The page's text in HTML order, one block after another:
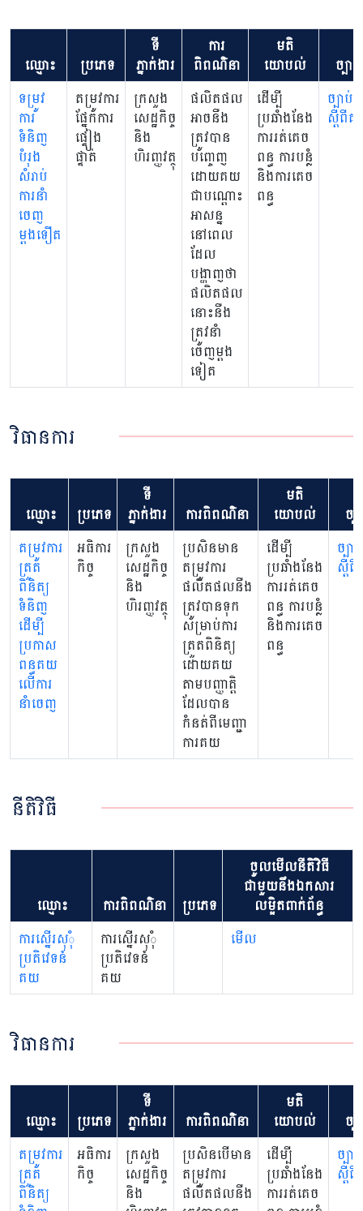
ឈ្មោះ ប្រភេទ
ទី
ភ្នាក់ងារ
ការ
ពិពណ៌នា
មតិ
យោបល់
ច្បាប់
ទម្រូវ
ការ
ទំនិញ
បំរុង
សំរាប់
ការនាំ
ចេញ
ម្តងទឿត
តម្រូវការ
ផ្នែកការ
ផ្ទៀង
ផ្ទាត់
ក្រសួង
សេដ្ឋកិច្ច
និង
ហិរញ្ញវត្ថុ
ផលិតផល
អាចនឺង
ត្រូវបាន
បញ្ចេញ
ដោយគយ
ជាបណ្តោះ
អាសន្ន
នៅពេល
ដែល
បង្ហាញថា
ផលិតផល
នោះនឺង
ត្រូវនាំ
ចេញម្តង
ទៀត
ដើម្បី
ប្រឆាំងនែង
ការរត់គេច
ពន្ធ ការបន្លំ
និងការគេច
ពន្ធ
ច្បាប់
ស្តីពីគ
វិធានការ
ឈ្មោះ ប្រភេទ
ទី
ភ្នាក់ងារ
ការពិពណ៌នា
មតិ
យោបល់
ច្ប
តម្រូវការ
ត្រួត
ពិនិត្យ
ទំនិញ
ដើម្បី
ប្រកាស
ពន្ធគយ
លើការ
នាំចេញ
អធិការ
កិច្ច
ក្រសួង
សេដ្ឋកិច្ច
និង
ហិរញ្ញវត្ថុ
ប្រសិនមាន
តម្រូវការ
ផលិតផលនឺង
ត្រូវបានទុក
សម្រាប់ការ
ត្រួតពិនិត្យ
ដោយគយ
តាមបញ្ញាត្តិ
ដែលបាន
កំនត់ពីមេញ្ជា
ការគយ
ដើម្បី
ប្រឆាំងនែង
ការរត់គេច
ពន្ធ ការបន្លំ
និងការគេច
ពន្ធ
ច្បាប់
ស្តី
នីតិវិធី
ឈ្មោះ ការពិពណ៌នា ប្រភេទ
ចូលមើលនីតិវិធី
ជាមួយនឹងឯកសារ
លម្អិតពាក់ព័ន្ធ
ការស្នើរសុុំ
ប្រតិវេទន៍
គយ
ការស្នើរសុុំ
ប្រតិវេទន៍
គយ
មើល
វិធានការ
ឈ្មោះ ប្រភេទ
ទី
ភ្នាក់ងារ
ការពិពណ៌នា
មតិ
យោបល់
ច្ប
តម្រូវការ
ត្រួត
ពិនិត្យ
អធិការ
កិច្ច
ក្រសួង
សេដ្ឋកិច្ច
និង
ប្រសិនបើមាន
តម្រូវការ
ផលិតផលនឺង
ដើម្បី
ប្រឆាំងនែង
ការរត់គេច
ច្បាប់
ស្តី